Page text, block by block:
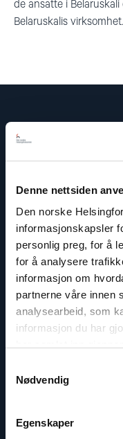
Denne nettsiden
Den norske
informasjonskapsler
personlig preg, for å
for å analysere
informasjon om
partnerne våre innen
analysearbeid, som
informasjon du har
Nødvendig
Egenskaper
de ansatte i
Belaruskalis virksomhet.